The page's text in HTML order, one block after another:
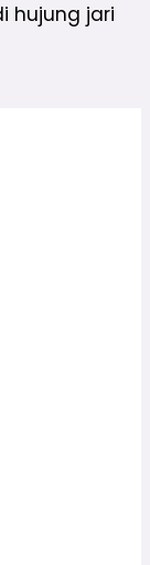
hujung jari